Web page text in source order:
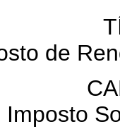
de
Imposto